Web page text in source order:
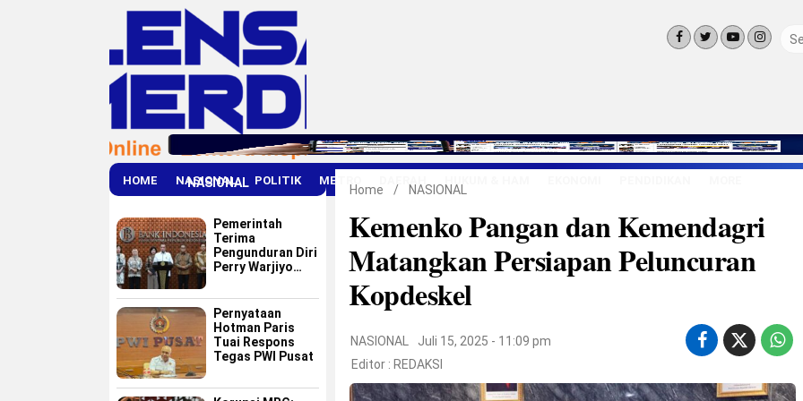
HOME NASIONAL POLITIK METRO
OLAHRAGA
OPINI
NASIONAL
Pemerintah
Terima
Pengunduran Diri
Perry Warjiyo
Indonesia
Pernyataan
Hotman Paris
Tuai Respons
Tegas PWI Pusat
Home / NASIONAL
Kemenko Pangan dan Kemendagri
Matangkan Persiapan Peluncuran
Kopdeskel
NASIONAL
Juli 15, 2025 - 11:09 pm
Editor : REDAKSI